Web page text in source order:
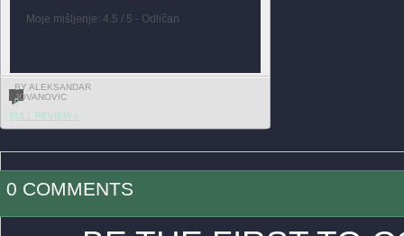
Moje mišljenje: 4.5 / 5 - Odličan
BY ALEKSANDAR
JOVANOVIC
0
FULL REVIEW »
0 COMMENTS